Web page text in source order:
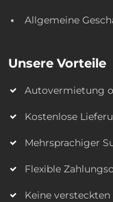
Allgemeine
Unsere Vorteile
Autovermietung
Kostenlose
Mehrsprachiger
Flexible
Keine versteckten